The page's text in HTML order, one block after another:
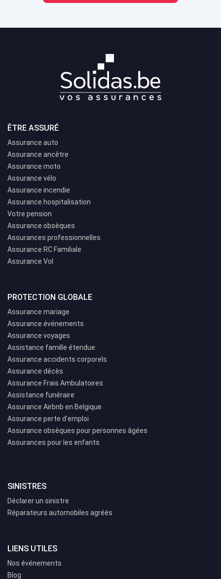
ÊTRE ASSURÉ
Assurance auto
Assurance ancêtre
Assurance moto
Assurance vélo
Assurance incendie
Assurance hospitalisation
Votre pension
Assurance obsèques
Assurances professionnelles
Assurance RC Familiale
Assurance Vol
PROTECTION GLOBALE
Assurance mariage
Assurance événements
Assurance voyages
Assistance famille étendue
Assurance accidents corporels
Assurance décès
Assurance Frais Ambulatoires
Assistance funéraire
Assurance Airbnb en Belgique
Assurance perte d’emploi
Assurance obsèques pour personnes âgées
Assurances pour les enfants
SINISTRES
Déclarer un sinistre
Réparateurs automobiles agréés
LIENS UTILES
Nos événements
Blog